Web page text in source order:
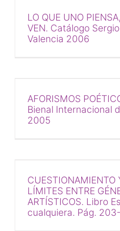
LO QUE UNO
VEN. Catálogo
Valencia 2006
AFORISMOS
Bienal Internacional
2005
CUESTIONAMIENTO
LÍMITES ENTRE
ARTÍSTICOS. Libro
cualquiera. Pág.